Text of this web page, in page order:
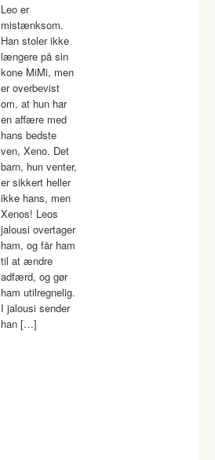
Leo er
mistænksom.
Han stoler ikke
længere på sin
kone MiMi, men
er overbevist
om, at hun har
en affære med
hans bedste
ven, Xeno. Det
barn, hun venter,
er sikkert heller
ikke hans, men
Xenos! Leos
jalousi overtager
ham, og får ham
til at ændre
adfærd, og gør
ham utilregnelig.
I jalousi sender
han […]